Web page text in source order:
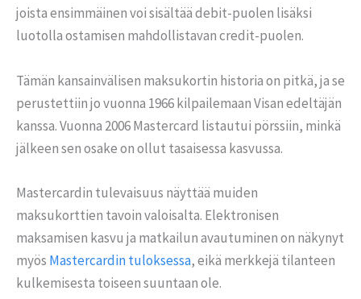
joista ensimmäinen voi sisältää debit-puolen lisäksi
luotolla ostamisen mahdollistavan credit-puolen.
Tämän kansainvälisen maksukortin historia on pitkä, ja se
perustettiin jo vuonna 1966 kilpailemaan Visan edeltäjän
kanssa. Vuonna 2006 Mastercard listautui pörssiin, minkä
jälkeen sen osake on ollut tasaisessa kasvussa.
Mastercardin tulevaisuus näyttää muiden
maksukorttien tavoin valoisalta. Elektronisen
maksamisen kasvu ja matkailun avautuminen on näkynyt
myös Mastercardin tuloksessa, eikä merkkejä tilanteen
kulkemisesta toiseen suuntaan ole.